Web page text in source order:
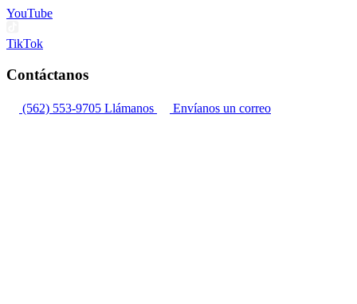
YouTube
TikTok
Contáctanos
(562) 553-9705 Llámanos Envíanos un correo